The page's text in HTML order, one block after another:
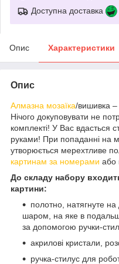
Доступна доставка
Опис Характеристики
Опис
Алмазна мозаїка/вишивка –
Нічого докуповувати не
комплекті! У Вас вдасться
руками! При попаданні на
утворюється мерехтливе
картинам за номерами або
До складу набору
картини:
полотно, натягнуте
шаром, на яке в
за допомогою ручки-
акрилові кристали,
ручка-стилус для